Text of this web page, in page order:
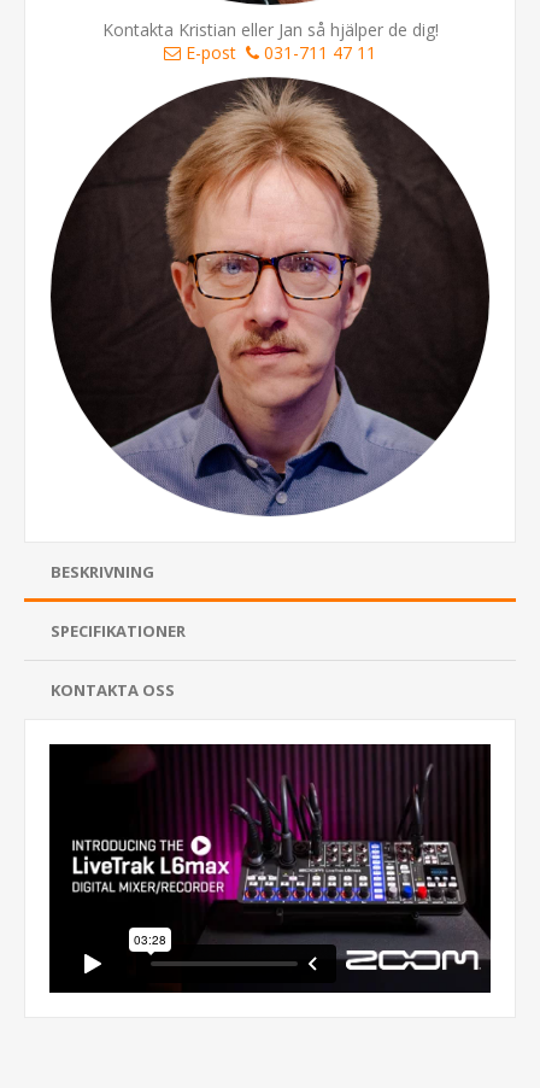
Kontakta Kristian eller Jan så hjälper de dig!
E-post
031-711 47 11
BESKRIVNING
SPECIFIKATIONER
KONTAKTA OSS